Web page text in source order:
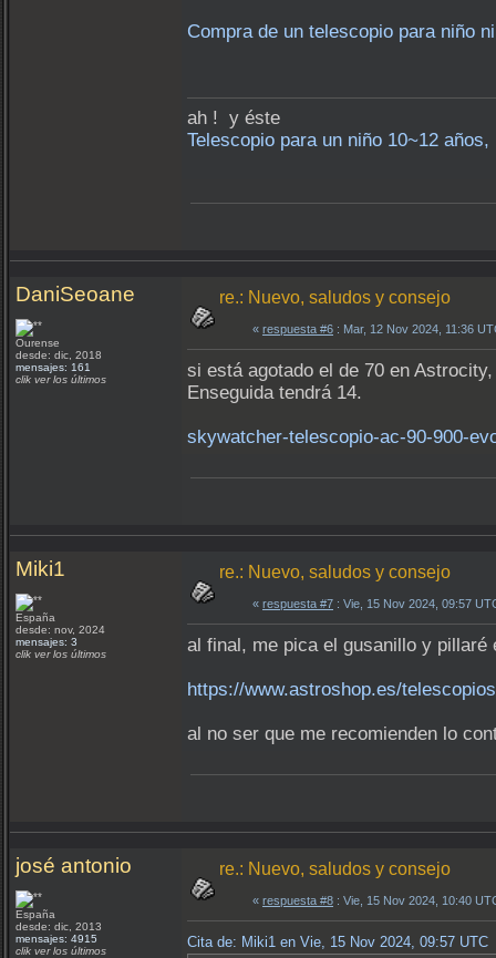
Compra de un telescopio para niño
ah ! y éste
Telescopio para un niño 10~12
DaniSeoane
Ourense
desde: dic, 2018
mensajes: 161
clik ver los últimos
re.: Nuevo, saludos y consejo
« respuesta #6 : Mar, 12 Nov 2024, 11:36
si está agotado el de 70 en
Enseguida tendrá 14.
skywatcher-telescopio-ac-90-900-
Miki1
España
desde: nov, 2024
mensajes: 3
clik ver los últimos
re.: Nuevo, saludos y consejo
« respuesta #7 : Vie, 15 Nov 2024, 09:57
al final, me pica el gusanillo y pillaré
https://www.astroshop.es/
al no ser que me recomienden lo
josé antonio
España
desde: dic, 2013
mensajes: 4915
clik ver los últimos
re.: Nuevo, saludos y consejo
« respuesta #8 : Vie, 15 Nov 2024, 10:40
Cita de: Miki1 en Vie, 15 Nov 2024, 09:57 UTC